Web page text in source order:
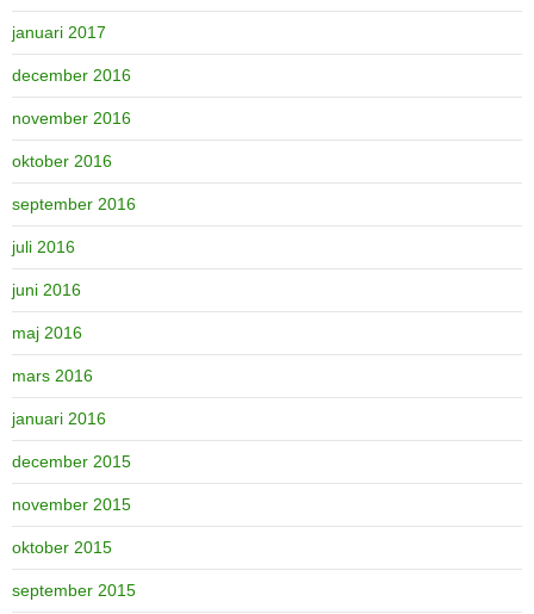
januari 2017
december 2016
november 2016
oktober 2016
september 2016
juli 2016
juni 2016
maj 2016
mars 2016
januari 2016
december 2015
november 2015
oktober 2015
september 2015